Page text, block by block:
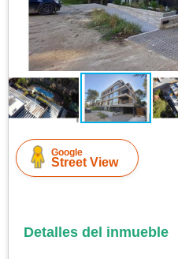
Google
Street View
Detalles del inmueble